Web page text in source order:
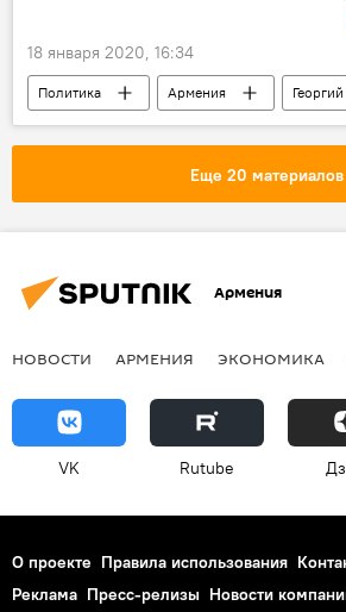
18 января 2020, 16:34
Политика Армения
СК
Еще 20 материалов
Армения
НОВОСТИ АРМЕНИЯ ЭКОНОМИКА
VK Rutube
О проекте Правила использования
Реклама Пресс-релизы Новости